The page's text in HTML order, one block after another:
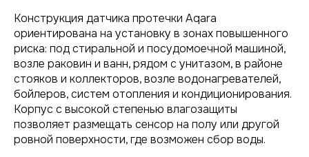
Конструкция датчика протечки Aqara
ориентирована на установку в зонах повышенного
риска: под стиральной и посудомоечной машиной,
возле раковин и ванн, рядом с унитазом, в районе
стояков и коллекторов, возле водонагревателей,
бойлеров, систем отопления и кондиционирования.
Корпус с высокой степенью влагозащиты
позволяет размещать сенсор на полу или другой
ровной поверхности, где возможен сбор воды.